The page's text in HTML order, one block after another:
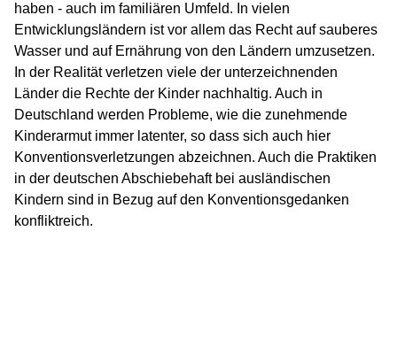
haben - auch im familiären Umfeld. In vielen
Entwicklungsländern ist vor allem das Recht auf sauberes
Wasser und auf Ernährung von den Ländern umzusetzen.
In der Realität verletzen viele der unterzeichnenden
Länder die Rechte der Kinder nachhaltig. Auch in
Deutschland werden Probleme, wie die zunehmende
Kinderarmut immer latenter, so dass sich auch hier
Konventionsverletzungen abzeichnen. Auch die Praktiken
in der deutschen Abschiebehaft bei ausländischen
Kindern sind in Bezug auf den Konventionsgedanken
konfliktreich.